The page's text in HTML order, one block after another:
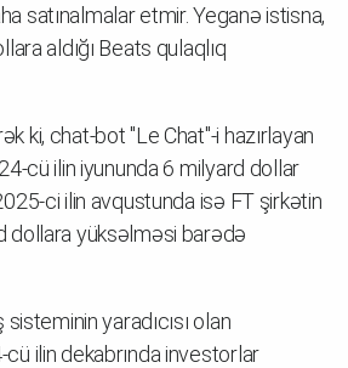
satınalmalar etmir. Yeganə istisna,
aldığı Beats qulaqlıq
ki, chat-bot "Le Chat"-i hazırlayan
cü ilin iyununda 6 milyard dollar
ci ilin avqustunda isə FT şirkətin
dollara yüksəlməsi barədə
yaradıcısı olan
ilin dekabrında investorlar